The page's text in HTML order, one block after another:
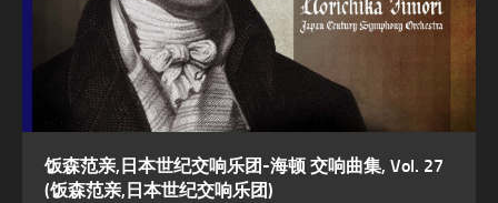
饭森范亲,日本世纪交响乐团-海顿 交响曲集, Vol. 27
(饭森范亲,日本世纪交响乐团)